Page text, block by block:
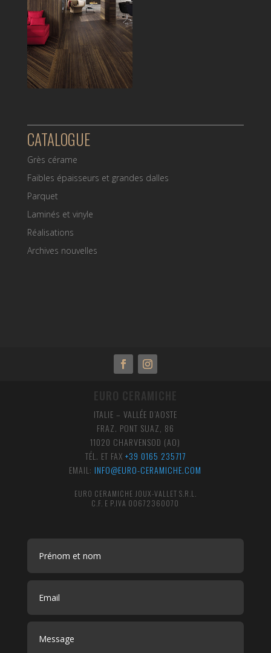
CATALOGUE
Grès cérame
Faibles épaisseurs et grandes dalles
Parquet
Laminés et vinyle
Réalisations
Archives nouvelles
EURO CERAMICHE
ITALIE – VALLÉE D’AOSTE
FRAZ. PONT SUAZ, 86
11020 CHARVENSOD (AO)
TÉL. ET FAX +39 0165 235717
EMAIL: INFO@EURO-CERAMICHE.COM
EURO CERAMICHE JOUX-VALLET S.R.L.
C.F. E P.IVA 00672360070